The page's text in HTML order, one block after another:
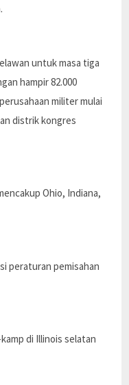
untuk masa tiga
hampir 82.000
militer mulai
distrik kongres
Ohio, Indiana,
peraturan pemisahan
di Illinois selatan